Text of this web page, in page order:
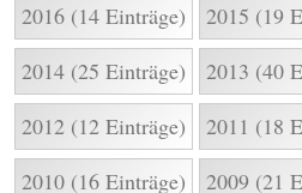
2016 (14 Einträge)
2015 (19
2014 (25 Einträge)
2013 (40
2012 (12 Einträge)
2011 (18
2010 (16 Einträge)
2009 (21